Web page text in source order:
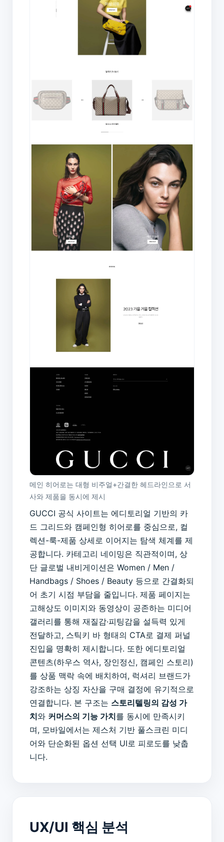
메인 히어로는 대형 비주얼+간결한 헤드라인으로 서
사와 제품을 동시에 제시
GUCCI 공식 사이트는 에디토리얼 기반의 카
드 그리드와 캠페인형 히어로를 중심으로, 컬
렉션-룩-제품 상세로 이어지는 탐색 체계를 제
공합니다. 카테고리 네이밍은 직관적이며, 상
단 글로벌 내비게이션은 Women / Men /
Handbags / Shoes / Beauty 등으로 간결화되
어 초기 시점 부담을 줄입니다. 제품 페이지는
고해상도 이미지와 동영상이 공존하는 미디어
갤러리를 통해 재질감·피팅감을 설득력 있게
전달하고, 스틱키 바 형태의 CTA로 결제 퍼널
진입을 명확히 제시합니다. 또한 에디토리얼
콘텐츠(하우스 역사, 장인정신, 캠페인 스토리)
를 상품 맥락 속에 배치하여, 럭셔리 브랜드가
강조하는 상징 자산을 구매 결정에 유기적으로
연결합니다. 본 구조는 스토리텔링의 감성 가
치와 커머스의 기능 가치를 동시에 만족시키
며, 모바일에서는 제스처 기반 풀스크린 미디
어와 단순화된 옵션 선택 UI로 피로도를 낮춥
니다.
UX/UI 핵심 분석